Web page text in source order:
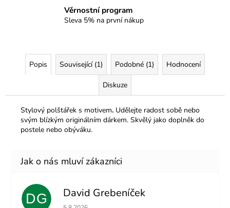
Věrnostní program
Sleva 5% na první nákup
Popis Související (1) Podobné (1) Hodnocení
Diskuze
Stylový polštářek s motivem. Udělejte radost sobě nebo
svým blízkým originálním dárkem. Skvělý jako doplněk do
postele nebo obýváku.
DG David Grebeníček
Hodnocení obchodu je 5 z 5 hvězdiček.